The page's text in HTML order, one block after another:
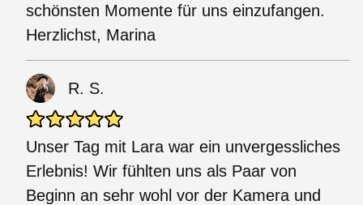
schönsten Momente für uns einzufangen.
Herzlichst, Marina
R. S.
Unser Tag mit Lara war ein unvergessliches
Erlebnis! Wir fühlten uns als Paar von
Beginn an sehr wohl vor der Kamera und